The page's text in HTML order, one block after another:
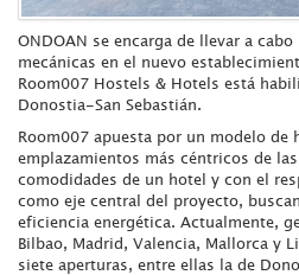
ONDOAN se encarga de llevar a
mecánicas en el nuevo
Room007 Hostels & Hotels está
Donostia-San Sebastián.
Room007 apuesta por un modelo de
emplazamientos más céntricos de
comodidades de un hotel y con el
como eje central del proyecto,
eficiencia energética. Actualmente,
Bilbao, Madrid, Valencia, Mallorca y
siete aperturas, entre ellas la de